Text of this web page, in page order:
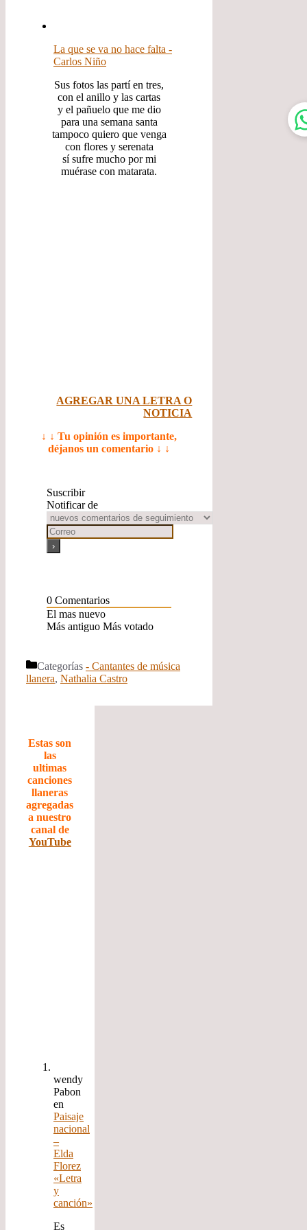
La que se va no hace falta -
Carlos Niño
Sus fotos las partí en tres,
con el anillo y las cartas
y el pañuelo que me dio
para una semana santa
tampoco quiero que venga
con flores y serenata
sí sufre mucho por mi
muérase con matarata.
AGREGAR UNA LETRA O
NOTICIA
↓ ↓ Tu opinión es importante,
déjanos un comentario ↓ ↓
Suscribir
Notificar de
0 Comentarios
El mas nuevo
Más antiguo Más votado
Categorías - Cantantes de música
llanera, Nathalia Castro
Estas son
las
ultimas
canciones
llaneras
agregadas
a nuestro
canal de
YouTube
wendy
Pabon
en
Paisaje
nacional
–
Elda
Florez
«Letra
y
canción»
Es